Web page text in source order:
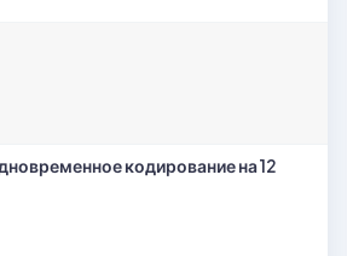
кодирование на 12